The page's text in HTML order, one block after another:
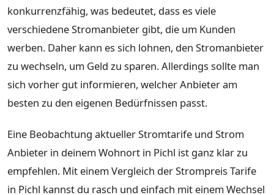
konkurrenzfähig, was bedeutet, dass es viele
verschiedene Stromanbieter gibt, die um Kunden
werben. Daher kann es sich lohnen, den Stromanbieter
zu wechseln, um Geld zu sparen. Allerdings sollte man
sich vorher gut informieren, welcher Anbieter am
besten zu den eigenen Bedürfnissen passt.
Eine Beobachtung aktueller Stromtarife und Strom
Anbieter in deinem Wohnort in Pichl ist ganz klar zu
empfehlen. Mit einem Vergleich der Strompreis Tarife
in Pichl kannst du rasch und einfach mit einem Wechsel